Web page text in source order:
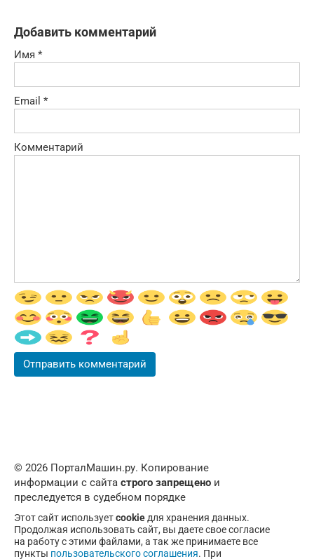
Добавить комментарий
Имя *
Email *
Комментарий
© 2026 ПорталМашин.ру. Копирование
информации с сайта строго запрещено и
преследуется в судебном порядке
Этот сайт используетcookieдля хранения данных.
Продолжая использовать сайт, вы даете свое согласие
на работу с этими файлами, а так же принимаете все
пункты пользовательского соглашения. При